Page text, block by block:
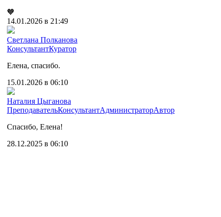
🧡
14.01.2026 в 21:49
Cветлана Полканова
КонсультантКуратор
Елена, спасибо.
15.01.2026 в 06:10
Наталия Цыганова
ПреподавательКонсультантАдминистраторАвтор
Спасибо, Елена!
28.12.2025 в 06:10